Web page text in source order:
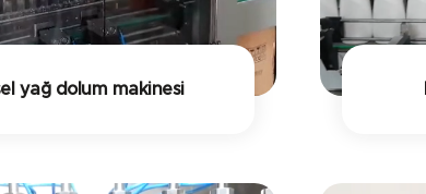
yağ dolum makinesi